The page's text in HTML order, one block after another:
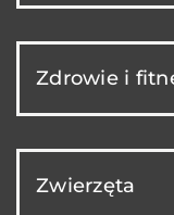
Zdrowie i
Zwierzęta